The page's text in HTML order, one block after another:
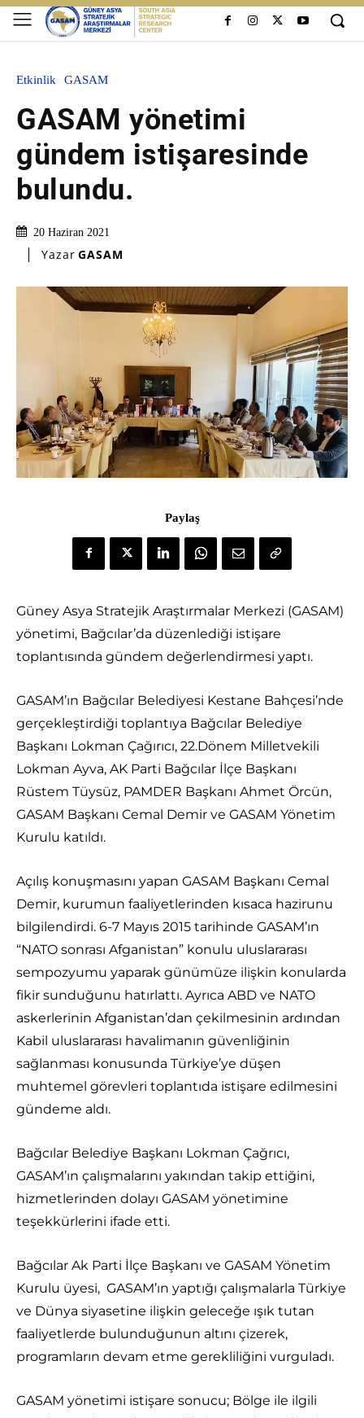
Etkinlik GASAM
GASAM yönetimi
gündem istişaresinde
bulundu.
20 Haziran 2021
Yazar GASAM
Paylaş
Güney Asya Stratejik Araştırmalar Merkezi (GASAM)
yönetimi, Bağcılar’da düzenlediği istişare
toplantısında gündem değerlendirmesi yaptı.
GASAM’ın Bağcılar Belediyesi Kestane Bahçesi’nde
gerçekleştirdiği toplantıya Bağcılar Belediye
Başkanı Lokman Çağırıcı, 22.Dönem Milletvekili
Lokman Ayva, AK Parti Bağcılar İlçe Başkanı
Rüstem Tüysüz, PAMDER Başkanı Ahmet Örcün,
GASAM Başkanı Cemal Demir ve GASAM Yönetim
Kurulu katıldı.
Açılış konuşmasını yapan GASAM Başkanı Cemal
Demir, kurumun faaliyetlerinden kısaca hazirunu
bilgilendirdi. 6-7 Mayıs 2015 tarihinde GASAM’ın
“NATO sonrası Afganistan” konulu uluslararası
sempozyumu yaparak günümüze ilişkin konularda
fikir sunduğunu hatırlattı. Ayrıca ABD ve NATO
askerlerinin Afganistan’dan çekilmesinin ardından
Kabil uluslararası havalimanın güvenliğinin
sağlanması konusunda Türkiye’ye düşen
muhtemel görevleri toplantıda istişare edilmesini
gündeme aldı.
Bağcılar Belediye Başkanı Lokman Çağrıcı,
GASAM’ın çalışmalarını yakından takip ettiğini,
hizmetlerinden dolayı GASAM yönetimine
teşekkürlerini ifade etti.
Bağcılar Ak Parti İlçe Başkanı ve GASAM Yönetim
Kurulu üyesi, GASAM’ın yaptığı çalışmalarla Türkiye
ve Dünya siyasetine ilişkin geleceğe ışık tutan
faaliyetlerde bulunduğunun altını çizerek,
programların devam etme gerekliliğini vurguladı.
GASAM yönetimi istişare sonucu; Bölge ile ilgili